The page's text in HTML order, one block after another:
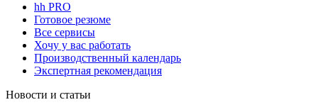
hh PRO
Готовое резюме
Все сервисы
Хочу у вас работать
Производственный календарь
Экспертная рекомендация
Новости и статьи